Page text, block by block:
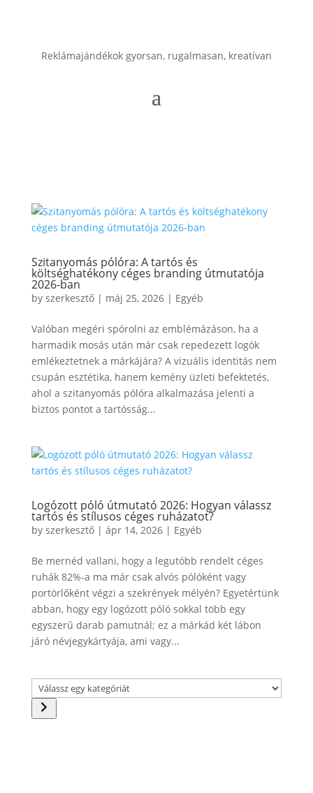
Reklámajándékok gyorsan, rugalmasan, kreatívan
Szitanyomás pólóra: A tartós és
költséghatékony céges branding útmutatója
2026-ban
by szerkesztő| máj 25, 2026| Egyéb
Valóban megéri spórolni az emblémázáson, ha a
harmadik mosás után már csak repedezett logók
emlékeztetnek a márkájára? A vizuális identitás nem
csupán esztétika, hanem kemény üzleti befektetés,
ahol a szitanyomás pólóra alkalmazása jelenti a
biztos pontot a tartósság...
Logózott póló útmutató 2026: Hogyan válassz
tartós és stílusos céges ruházatot?
by szerkesztő| ápr 14, 2026| Egyéb
Be mernéd vallani, hogy a legutóbb rendelt céges
ruhák 82%-a ma már csak alvós pólóként vagy
portörlőként végzi a szekrények mélyén? Egyetértünk
abban, hogy egy logózott póló sokkal több egy
egyszerű darab pamutnál; ez a márkád két lábon
járó névjegykártyája, ami vagy...
Válassz
egy
kategóriát